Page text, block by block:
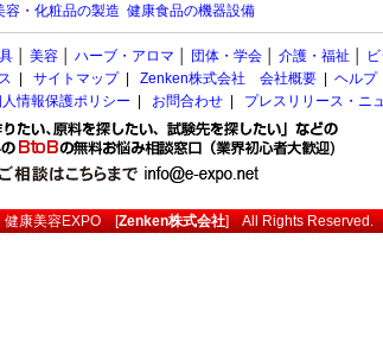
容・化粧品の製造 健康食品の機器設備
美容 ハーブ・アロマ 団体・学会 介護・福祉
サイトマップ| Zenken株式会社 会社概要
ヘルプ
情報保護ポリシー お問合わせ プレスリリース・ニ
健康美容EXPO[Zenken株式会社] All Rights Reserved.